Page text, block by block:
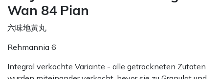
Wan 84 Pian
六味地黃丸
Rehmannia 6
Integral verkochte Variante - alle getrockneten Zutaten